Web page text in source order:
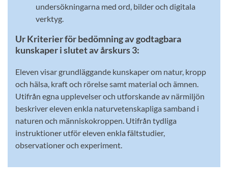
undersökningarna med ord, bilder och digitala
verktyg.
Ur Kriterier för bedömning av godtagbara
kunskaper i slutet av årskurs 3:
Eleven visar grundläggande kunskaper om natur, kropp
och hälsa, kraft och rörelse samt material och ämnen.
Utifrån egna upplevelser och utforskande av närmiljön
beskriver eleven enkla naturvetenskapliga samband i
naturen och människokroppen. Utifrån tydliga
instruktioner utför eleven enkla fältstudier,
observationer och experiment.